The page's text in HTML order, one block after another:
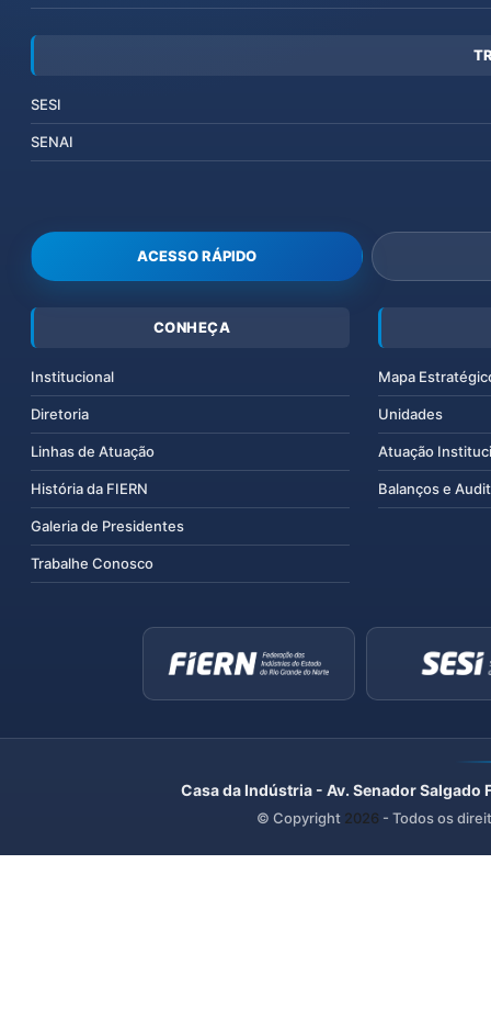
SESI
SENAI
ACESSO RÁPIDO
CONHEÇA
Institucional
Diretoria
Linhas de Atuação
História da FIERN
Galeria de Presidentes
Trabalhe Conosco
Mapa
Unidades
Atuação
Balanços e
Casa da Indústria - Av. Senador
© Copyright 2026 - Todos os